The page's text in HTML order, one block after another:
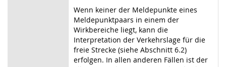
Wenn keiner der Meldepunkte eines
Meldepunktpaars in einem der
Wirkbereiche liegt, kann die
Interpretation der Verkehrslage für die
freie Strecke (siehe Abschnitt 6.2)
erfolgen. In allen anderen Fällen ist der